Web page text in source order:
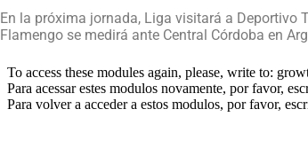
En la próxima jornada, Liga visitará a Deportivo
Flamengo se medirá ante Central Córdoba en